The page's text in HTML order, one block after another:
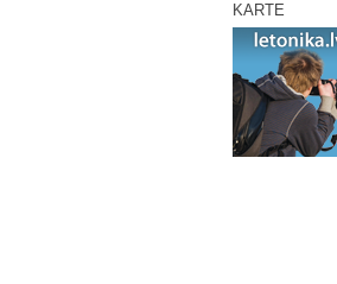
KARTE